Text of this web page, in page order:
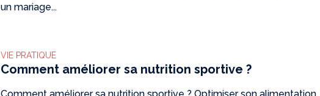
un mariage...
VIE PRATIQUE
Comment améliorer sa nutrition sportive ?